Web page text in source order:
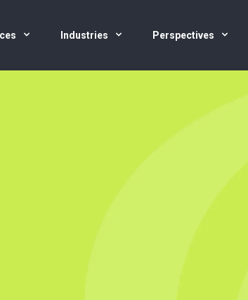
Industries Perspectives